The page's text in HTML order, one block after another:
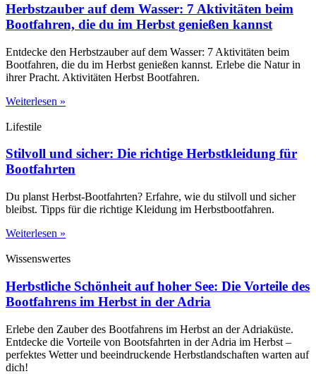
Herbstzauber auf dem Wasser: 7 Aktivitäten beim
Bootfahren, die du im Herbst genießen kannst
Entdecke den Herbstzauber auf dem Wasser: 7 Aktivitäten beim
Bootfahren, die du im Herbst genießen kannst. Erlebe die Natur in
ihrer Pracht. Aktivitäten Herbst Bootfahren.
Weiterlesen »
Lifestile
Stilvoll und sicher: Die richtige Herbstkleidung für
Bootfahrten
Du planst Herbst-Bootfahrten? Erfahre, wie du stilvoll und sicher
bleibst. Tipps für die richtige Kleidung im Herbstbootfahren.
Weiterlesen »
Wissenswertes
Herbstliche Schönheit auf hoher See: Die Vorteile des
Bootfahrens im Herbst in der Adria
Erlebe den Zauber des Bootfahrens im Herbst an der Adriaküste.
Entdecke die Vorteile von Bootsfahrten in der Adria im Herbst –
perfektes Wetter und beeindruckende Herbstlandschaften warten auf
dich!